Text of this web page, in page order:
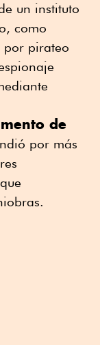
un instituto
como
por pirateo
de
por más